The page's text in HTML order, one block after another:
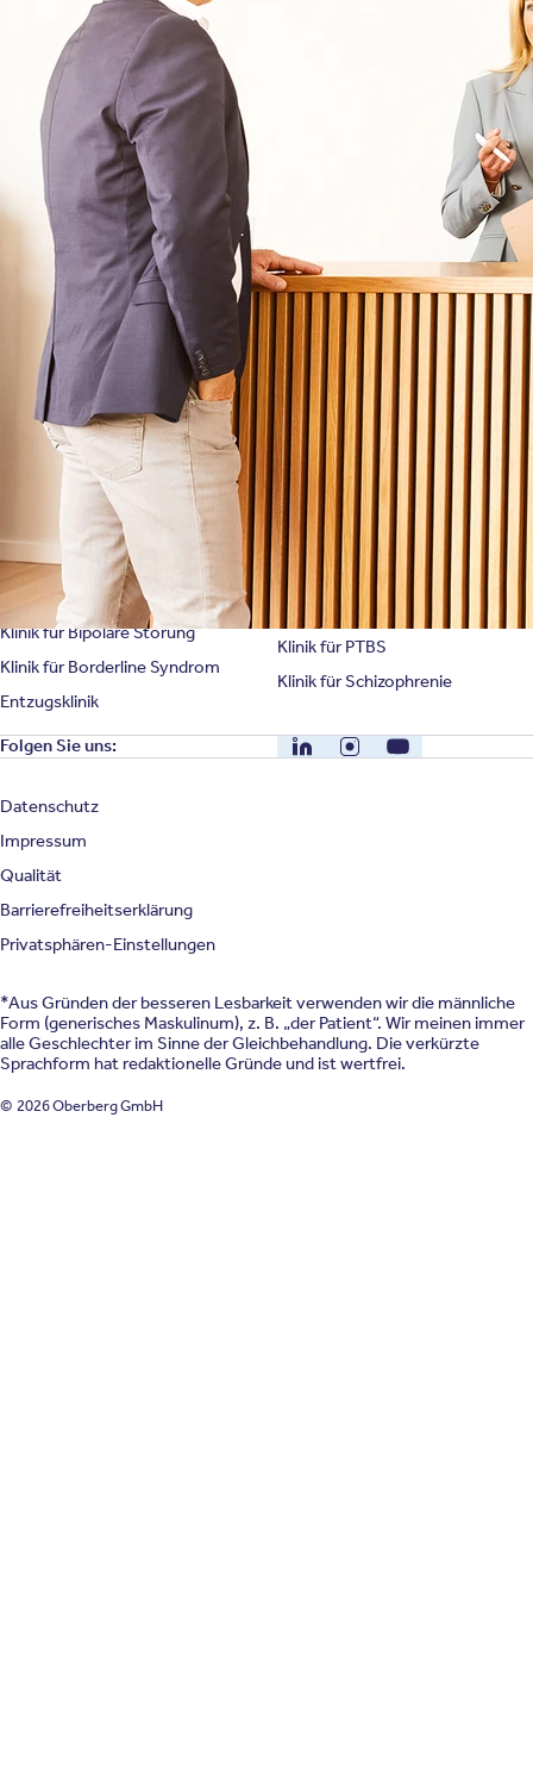
Für Angehörige
Über Oberberg
Krankheitsbilder & Therapien
Behandlungsfelder
Therapien
Symptome & Beschwerden
Selbsttests
Presse
Bewertungen
Karriere
Unternehmensfakten
Spezialisierte Kliniken
Klinik für Depression
Klinik für Burnout
Klinik für Angststörung
Klinik für Zwangsstörung
Klinik für Persönlichkeitsstörung
Klinik für Bipolare Störung
Klinik für Borderline Syndrom
Entzugsklinik
Suchtklinik
Klinik für Anorexie
Klinik für Erschöpfung
Klinik für Essstörung
Klinik für Mediensucht
Klinik für Psychose
Klinik für PTBS
Klinik für Schizophrenie
Folgen Sie uns: LinkedInInstagramYouTube
Datenschutz
Impressum
Qualität
Barrierefreiheitserklärung
Privatsphären-Einstellungen
*Aus Gründen der besseren Lesbarkeit verwenden wir die männliche
Form (generisches Maskulinum), z. B. „der Patient“. Wir meinen immer
alle Geschlechter im Sinne der Gleichbehandlung. Die verkürzte
Sprachform hat redaktionelle Gründe und ist wertfrei.
© 2026 Oberberg GmbH